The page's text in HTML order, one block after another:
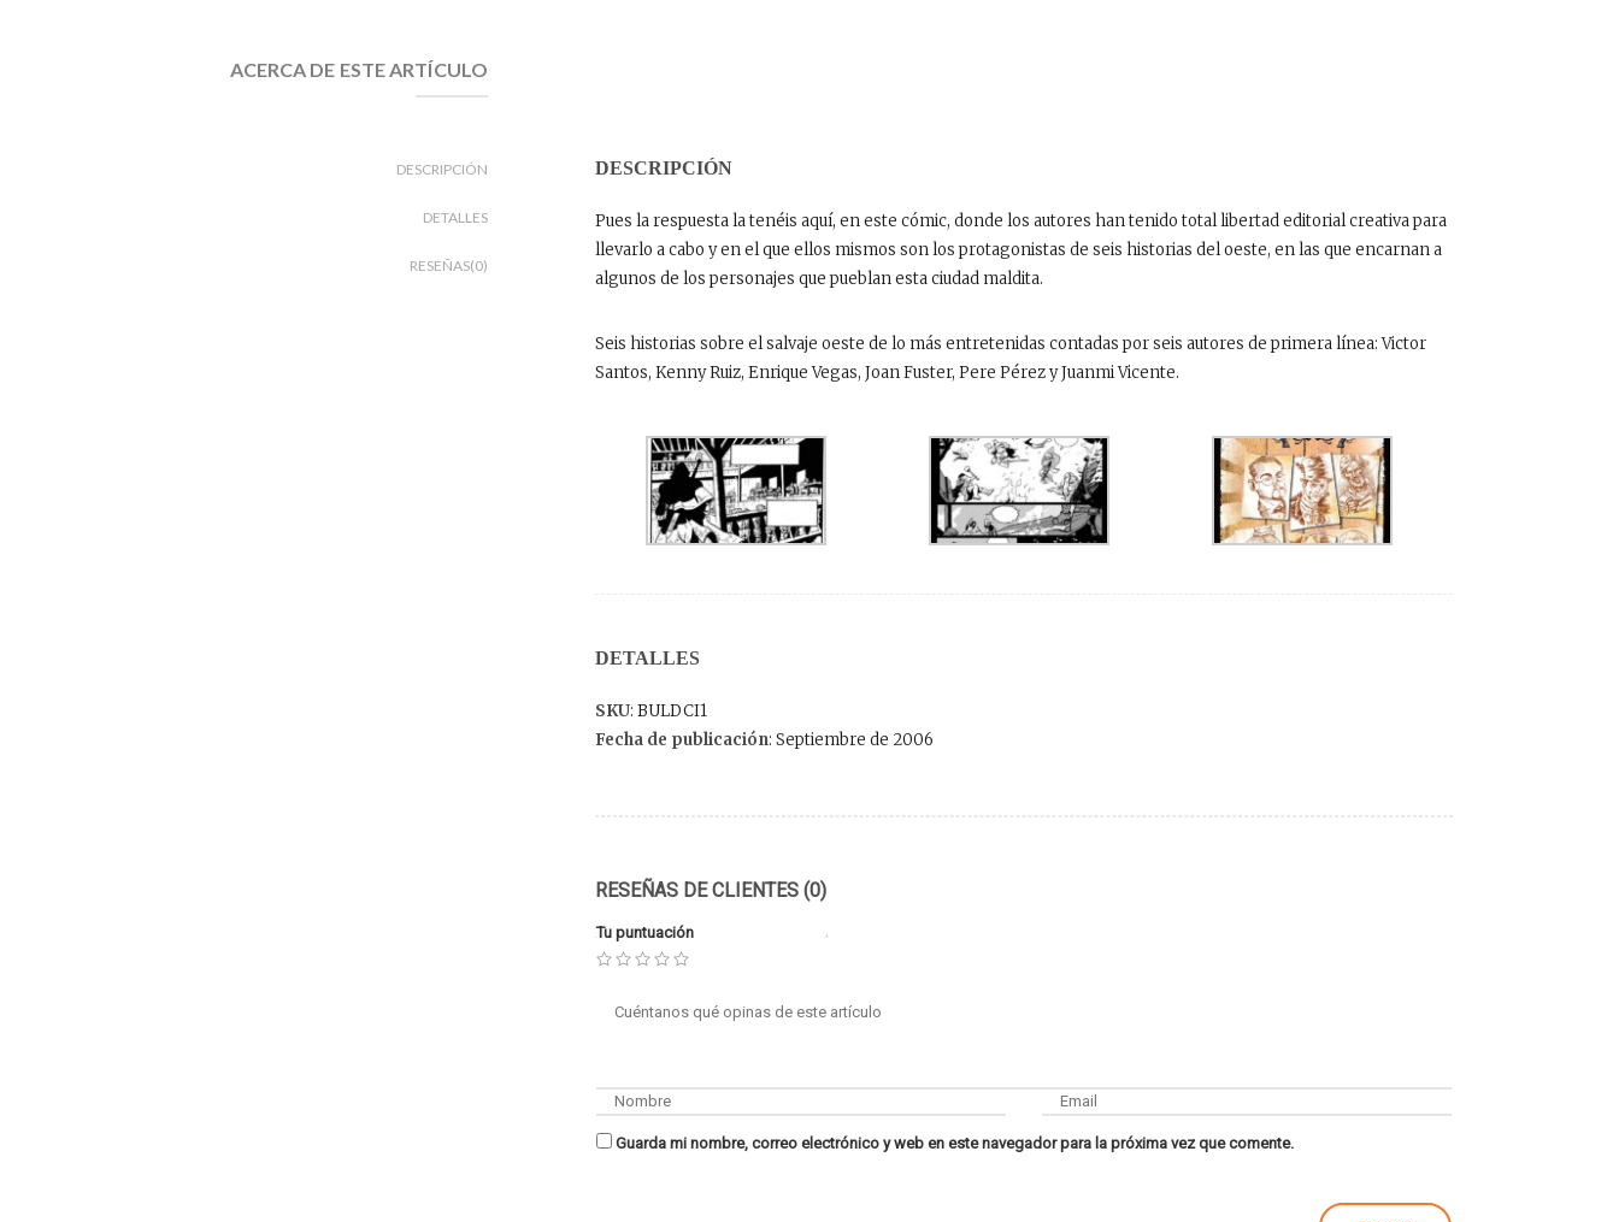
ACERCA DE ESTE ARTÍCULO
DESCRIPCIÓN
DETALLES
RESEÑAS(0)
DESCRIPCIÓN
Pues la respuesta la tenéis aquí, en este cómic, donde los autores han tenido total libertad editorial creativa para
llevarlo a cabo y en el que ellos mismos son los protagonistas de seis historias del oeste, en las que encarnan a
algunos de los personajes que pueblan esta ciudad maldita.
Seis historias sobre el salvaje oeste de lo más entretenidas contadas por seis autores de primera línea: Victor
Santos, Kenny Ruiz, Enrique Vegas, Joan Fuster, Pere Pérez y Juanmi Vicente.
DETALLES
SKU: BULDCI1
Fecha de publicación: Septiembre de 2006
RESEÑAS DE CLIENTES (0)
Tu puntuación
Guarda mi nombre, correo electrónico y web en este navegador para la próxima vez que comente.